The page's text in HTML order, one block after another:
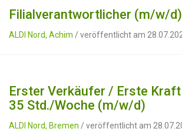
Filialverantwortlicher (m/w/d)
ALDI Nord, Achim / veröffentlicht am
Erster Verkäufer / Erste
35 Std./Woche (m/w/d)
ALDI Nord, Bremen / veröffentlicht am